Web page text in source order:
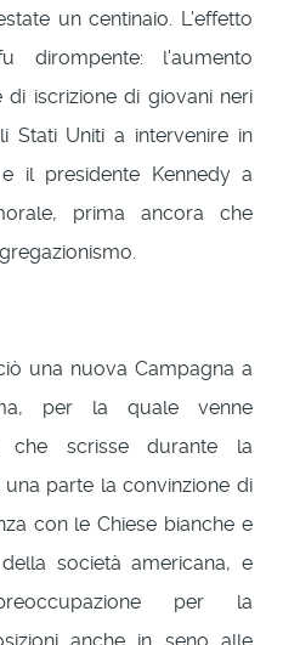
un centinaio. L'effetto
dirompente: l'aumento
di iscrizione di giovani neri
Stati Uniti a intervenire in
il presidente Kennedy a
prima ancora che
una nuova Campagna a
per la quale venne
che scrisse durante la
parte la convinzione di
con le Chiese bianche e
società americana, e
per la